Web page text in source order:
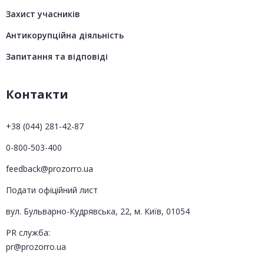
Захист учасників
Антикорупційна діяльність
Запитання та відповіді
Контакти
+38 (044) 281-42-87
0-800-503-400
feedback@prozorro.ua
Подати офіційний лист
вул. Бульварно-Кудрявська, 22, м. Київ, 01054
PR служба:
pr@prozorro.ua